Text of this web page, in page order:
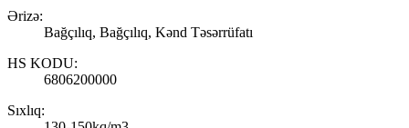
Ərizə:
Bağçılıq, Bağçılıq, Kənd Təsərrüfatı
HS KODU:
6806200000
Sıxlıq: